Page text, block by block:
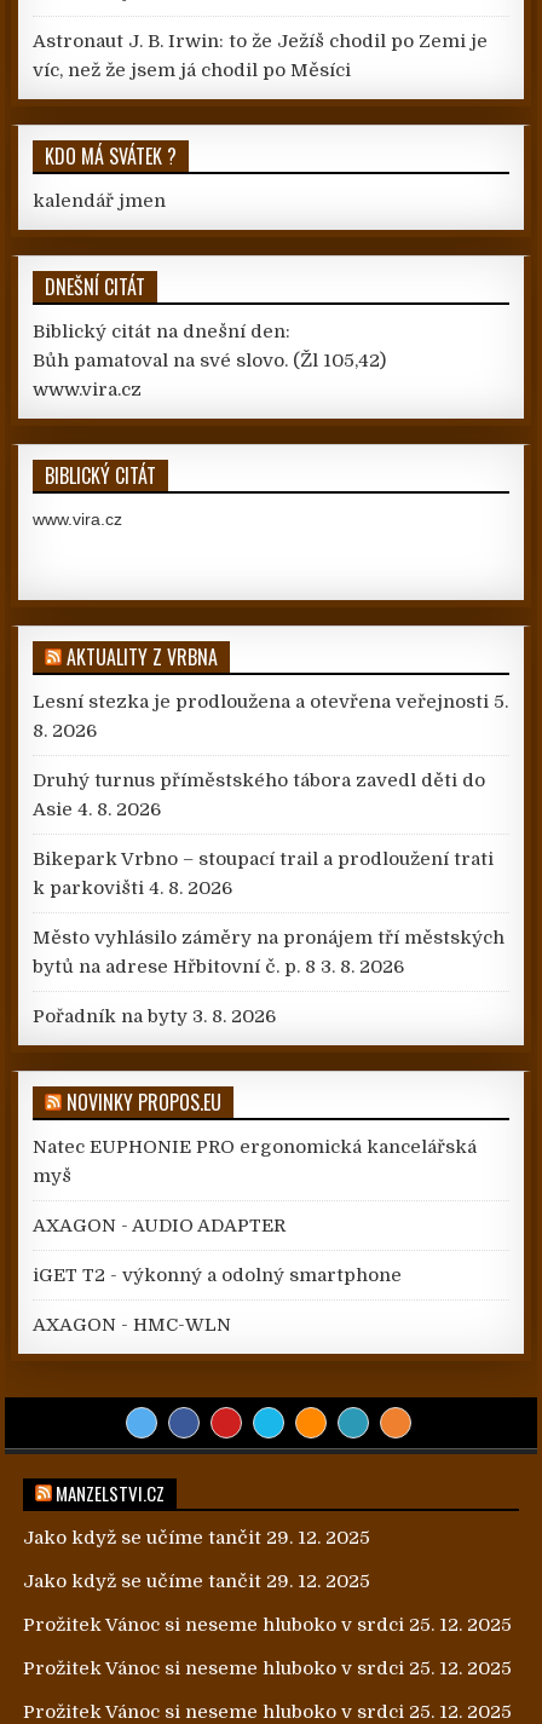
Astronaut J. B. Irwin: to že Ježíš chodil po Zemi je
víc, než že jsem já chodil po Měsíci
KDO MÁ SVÁTEK ?
kalendář jmen
DNEŠNÍ CITÁT
Biblický citát na dnešní den:
Bůh pamatoval na své slovo. (Žl 105,42)
www.vira.cz
BIBLICKÝ CITÁT
www.vira.cz
AKTUALITY Z VRBNA
Lesní stezka je prodloužena a otevřena veřejnosti 5.
8. 2026
Druhý turnus příměstského tábora zavedl děti do
Asie 4. 8. 2026
Bikepark Vrbno – stoupací trail a prodloužení trati
k parkovišti 4. 8. 2026
Město vyhlásilo záměry na pronájem tří městských
bytů na adrese Hřbitovní č. p. 8 3. 8. 2026
Pořadník na byty 3. 8. 2026
NOVINKY PROPOS.EU
Natec EUPHONIE PRO ergonomická kancelářská
myš
AXAGON - AUDIO ADAPTER
iGET T2 - výkonný a odolný smartphone
AXAGON - HMC-WLN
MANZELSTVI.CZ
Jako když se učíme tančit 29. 12. 2025
Jako když se učíme tančit 29. 12. 2025
Prožitek Vánoc si neseme hluboko v srdci 25. 12. 2025
Prožitek Vánoc si neseme hluboko v srdci 25. 12. 2025
Prožitek Vánoc si neseme hluboko v srdci 25. 12. 2025